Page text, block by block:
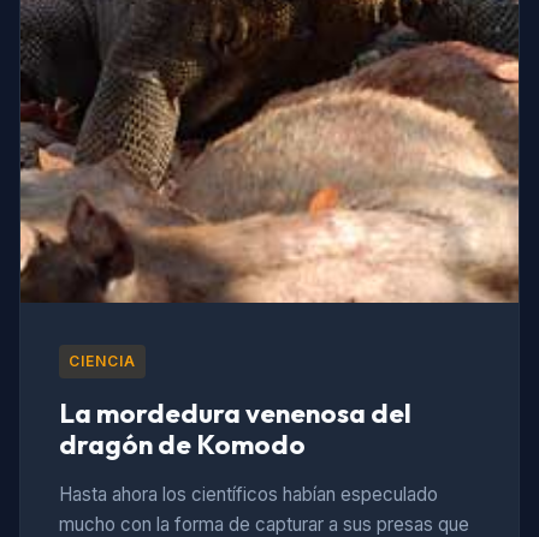
CIENCIA
La mordedura venenosa del
dragón de Komodo
Hasta ahora los científicos habían especulado
mucho con la forma de capturar a sus presas que